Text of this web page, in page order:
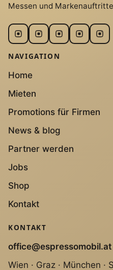
Messen und
NAVIGATION
Home
Mieten
Promotions für Firmen
News & blog
Partner werden
Jobs
Shop
Kontakt
KONTAKT
office@espressomobil.at
Wien · Graz · München ·